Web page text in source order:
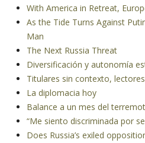
With America in Retreat,
As the Tide Turns Against
Man
The Next Russia Threat
Diversificación y autonomía
Titulares sin contexto,
La diplomacia hoy
Balance a un mes del
“Me siento discriminada por
Does Russia’s exiled